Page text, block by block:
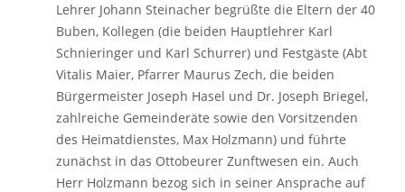
Lehrer Johann Steinacher begrüßte die Eltern der 40
Buben, Kollegen (die beiden Hauptlehrer Karl
Schnieringer und Karl Schurrer) und Festgäste (Abt
Vitalis Maier, Pfarrer Maurus Zech, die beiden
Bürgermeister Joseph Hasel und Dr. Joseph Briegel,
zahlreiche Gemeinderäte sowie den Vorsitzenden
des Heimatdienstes, Max Holzmann) und führte
zunächst in das Ottobeurer Zunftwesen ein. Auch
Herr Holzmann bezog sich in seiner Ansprache auf